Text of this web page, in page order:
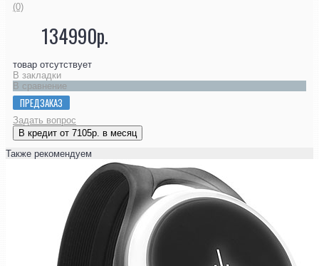
(0)
134990р.
товар отсутствует
В закладки
В сравнение
ПРЕДЗАКАЗ
Задать вопрос
В кредит от 7105р. в месяц
Также рекомендуем